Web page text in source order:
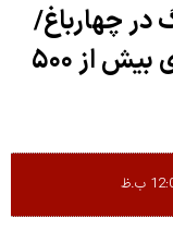
در چهارباغ/
اشتغال‌زایی و فرصت کار برای بیش از ۵۰۰
ب.ظ